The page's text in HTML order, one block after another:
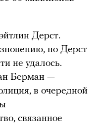
Дерст.
но Дерст
не удалось.
Берман —
в очередной
связанное